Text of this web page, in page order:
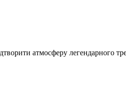
атмосферу легендарного